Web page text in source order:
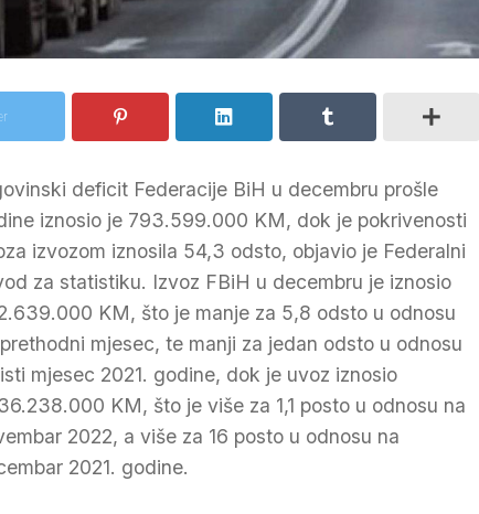
deficit Federacije BiH u decembru prošle
iznosio je 793.599.000 KM, dok je pokrivenosti
izvozom iznosila 54,3 odsto, objavio je Federalni
za statistiku. Izvoz FBiH u decembru je iznosio
KM, što je manje za 5,8 odsto u odnosu
mjesec, te manji za jedan odsto u odnosu
mjesec 2021. godine, dok je uvoz iznosio
KM, što je više za 1,1 posto u odnosu na
2022, a više za 16 posto u odnosu na
2021. godine.